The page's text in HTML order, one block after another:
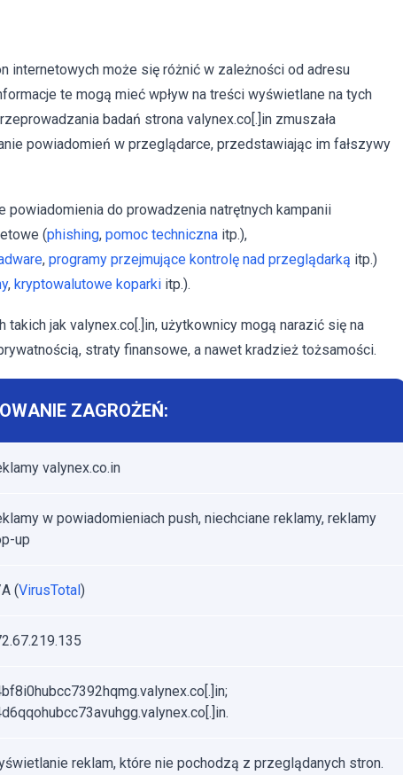
internetowych może się różnić w zależności od adresu
te mogą mieć wpływ na treści wyświetlane na tych
badań strona valynex.co[.]in zmuszała
powiadomień w przeglądarce, przedstawiając im fałszywy
do prowadzenia natrętnych kampanii
(phishing, pomoc techniczna itp.),
, programy przejmujące kontrolę nad przeglądarką itp.)
, kryptowalutowe koparki itp.).
jak valynex.co[.]in, użytkownicy mogą narazić się na
straty finansowe, a nawet kradzież tożsamości.
ZAGROŻEŃ:
valynex.co.in
w powiadomieniach push, niechciane reklamy, reklamy
up
(VirusTotal)
reklam, które nie pochodzą z przeglądanych stron.